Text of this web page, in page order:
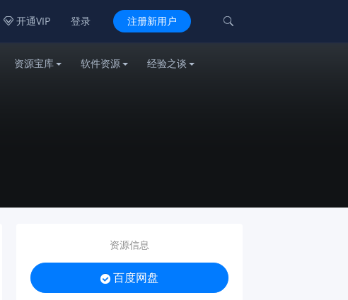
 开通VIP 登录 注册新用户 
资源宝库 软件资源 经验之谈
资源信息
百度网盘